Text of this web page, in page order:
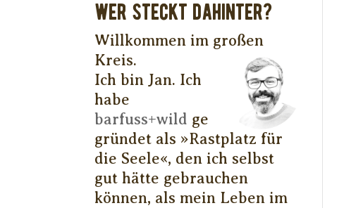
WER STECKT DAHINTER?
Willkommen im großen
Kreis.
Ich bin Jan. Ich
habe
barfuss+wild ge
gründet als »Rastplatz für
die Seele«, den ich selbst
gut hätte gebrauchen
können, als mein Leben im